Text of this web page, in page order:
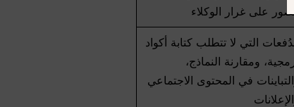
على غرار الوكلاء
التي لا تتطلب كتابة أكواد
ومقارنة النماذج،
في المحتوى الاجتماعي